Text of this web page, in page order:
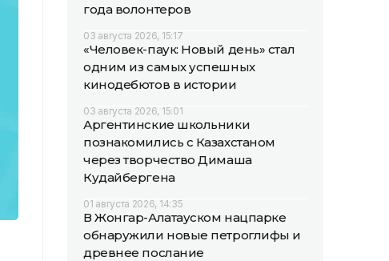
года волонтеров
03 августа 2026, 15:17
«Человек-паук: Новый день» стал
одним из самых успешных
кинодебютов в истории
03 августа 2026, 15:01
Аргентинские школьники
познакомились с Казахстаном
через творчество Димаша
Кудайбергена
01 августа 2026, 14:35
В Жонгар-Алатауском нацпарке
обнаружили новые петроглифы и
древнее послание